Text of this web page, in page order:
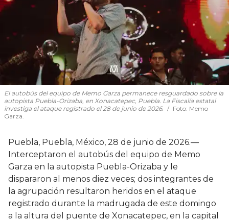
El autobús del equipo de Memo Garza permanece resguardado sobre la
autopista Puebla-Orizaba, en Xonacatepec, Puebla. La Fiscalía estatal
investiga el ataque registrado el 28 de junio de 2026.
Foto: Memo
Garza.
Puebla, Puebla, México, 28 de junio de 2026.—
Interceptaron el autobús del equipo de Memo
Garza en la autopista Puebla-Orizaba y le
dispararon al menos diez veces; dos integrantes de
la agrupación resultaron heridos en el ataque
registrado durante la madrugada de este domingo
a la altura del puente de Xonacatepec, en la capital